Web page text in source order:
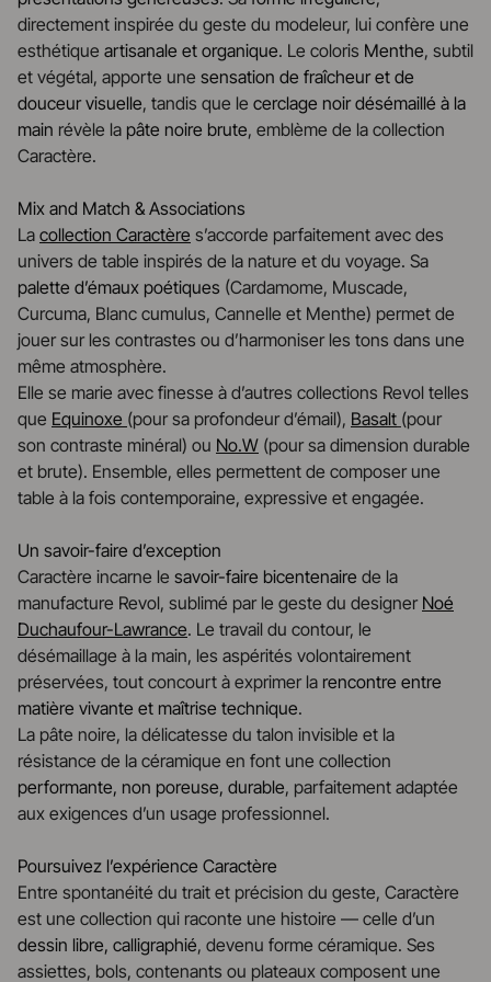
directement inspirée du geste du modeleur, lui confère une
esthétique artisanale et organique. Le coloris Menthe, subtil
et végétal, apporte une sensation de fraîcheur et de
douceur visuelle, tandis que le cerclage noir désémaillé à la
main révèle la pâte noire brute, emblème de la collection
Caractère.
Mix and Match & Associations
La collection Caractère s’accorde parfaitement avec des
univers de table inspirés de la nature et du voyage. Sa
palette d’émaux poétiques (Cardamome, Muscade,
Curcuma, Blanc cumulus, Cannelle et Menthe) permet de
jouer sur les contrastes ou d’harmoniser les tons dans une
même atmosphère.
Elle se marie avec finesse à d’autres collections Revol telles
que Equinoxe (pour sa profondeur d’émail), Basalt (pour
son contraste minéral) ou No.W (pour sa dimension durable
et brute). Ensemble, elles permettent de composer une
table à la fois contemporaine, expressive et engagée.
Un savoir-faire d’exception
Caractère incarne le savoir-faire bicentenaire de la
manufacture Revol, sublimé par le geste du designer Noé
Duchaufour-Lawrance. Le travail du contour, le
désémaillage à la main, les aspérités volontairement
préservées, tout concourt à exprimer la rencontre entre
matière vivante et maîtrise technique.
La pâte noire, la délicatesse du talon invisible et la
résistance de la céramique en font une collection
performante, non poreuse, durable, parfaitement adaptée
aux exigences d’un usage professionnel.
Poursuivez l’expérience Caractère
Entre spontanéité du trait et précision du geste, Caractère
est une collection qui raconte une histoire — celle d’un
dessin libre, calligraphié, devenu forme céramique. Ses
assiettes, bols, contenants ou plateaux composent une